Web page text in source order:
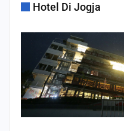
Hotel Di Jogja